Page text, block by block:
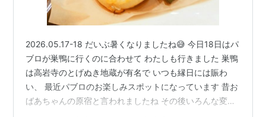
2026.05.17-18 だいぶ暑くなりましたね😅 今日18日はパ
ブロが巣鴨に行くのに合わせて わたしも行きました 巣鴨
は高岩寺のとげぬき地蔵が有名で いつも縁日には賑わ
い、 最近パブロのお楽しみスポットになっています 昔お
ばあちゃんの原宿と言われましたね その後いろんな変わ